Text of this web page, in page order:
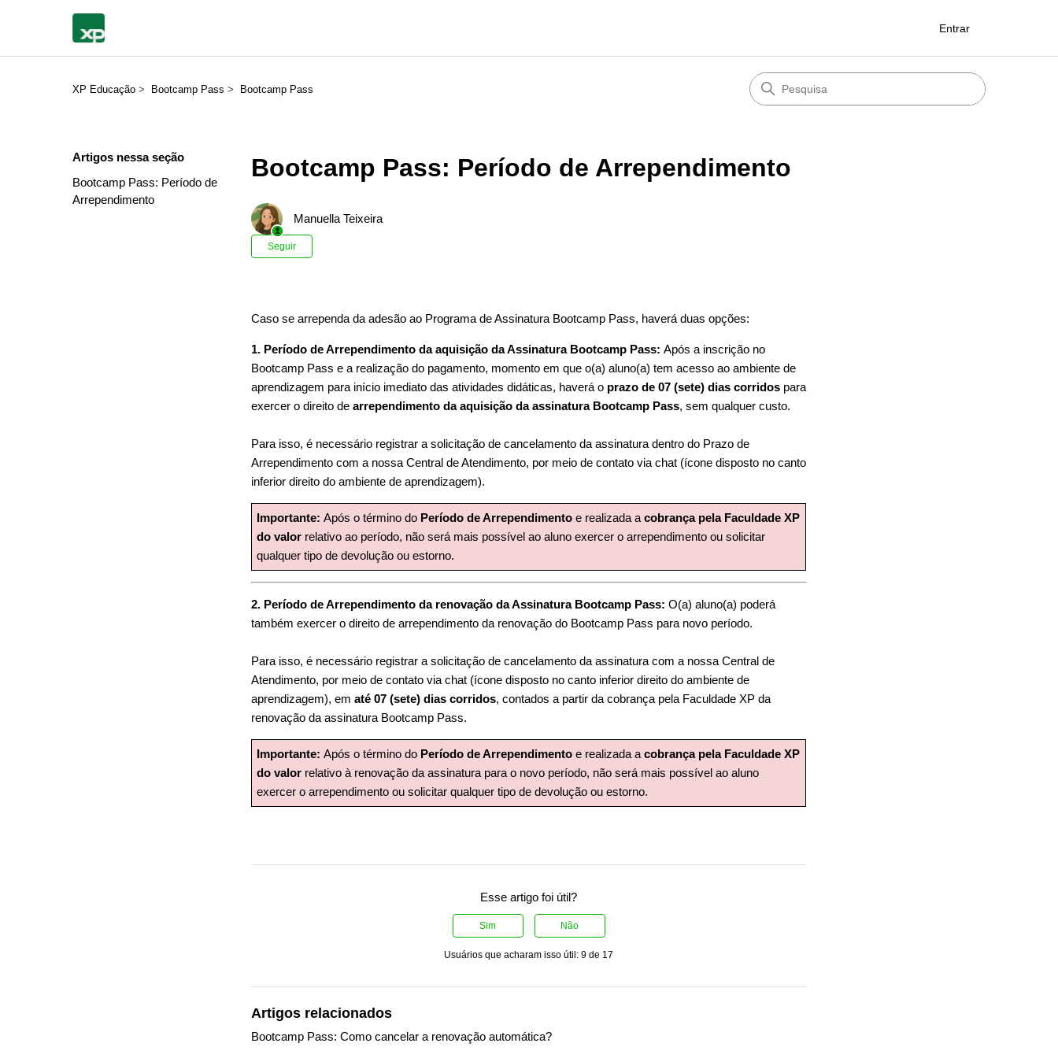
Entrar
XP Educação Bootcamp Pass Bootcamp Pass
Artigos nessa seção
Bootcamp Pass: Período de
Arrependimento
Bootcamp Pass: Período de Arrependimento
Manuella Teixeira
Seguir
Caso se arrependa da adesão ao Programa de Assinatura Bootcamp Pass, haverá duas opções:
1. Período de Arrependimento da aquisição da Assinatura Bootcamp Pass:Após a inscrição no
Bootcamp Pass e a realização do pagamento, momento em que o(a) aluno(a) tem acesso ao ambiente de
aprendizagem para início imediato das atividades didáticas, haverá o prazo de 07 (sete) dias corridos para
exercer o direito dearrependimento da aquisição da assinatura Bootcamp Pass, sem qualquer custo.
Para isso, é necessário registrar a solicitação de cancelamento da assinatura dentro do Prazo de
Arrependimento com a nossa Central de Atendimento, por meio de contato via chat (ícone disposto no canto
inferior direito do ambiente de aprendizagem).
Importante:Após o término do Período de Arrependimento e realizada acobrança pela Faculdade XP
do valor relativo ao período, não será mais possível ao aluno exercer o arrependimento ou solicitar
qualquer tipo de devolução ou estorno.
2. Período de Arrependimento da renovação da Assinatura Bootcamp Pass:O(a) aluno(a) poderá
também exercer o direito de arrependimento da renovação do Bootcamp Pass para novo período.
Para isso, é necessário registrar a solicitação de cancelamento da assinatura com a nossa Central de
Atendimento, por meio de contato via chat (ícone disposto no canto inferior direito do ambiente de
aprendizagem), ematé 07 (sete) dias corridos, contados a partir da cobrança pela Faculdade XP da
renovação da assinatura Bootcamp Pass.
Importante:Após o término do Período de Arrependimentoe realizada acobrança pela Faculdade XP
do valor relativo à renovação da assinatura para o novo período, não será mais possível ao aluno
exercer o arrependimento ou solicitar qualquer tipo de devolução ou estorno.
Esse artigo foi útil?
Sim Não
Usuários que acharam isso útil: 9 de 17
Artigos relacionados
Bootcamp Pass: Como cancelar a renovação automática?